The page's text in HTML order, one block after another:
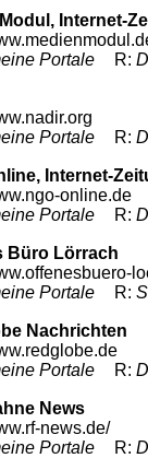
Internet-
Portale R:
Portale R:
Internet-
online.de
Portale R:
Büro Lörrach
Portale R:
Nachrichten
Portale R:
News
news.de/
Portale R: